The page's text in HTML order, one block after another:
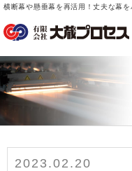
2023.02.20